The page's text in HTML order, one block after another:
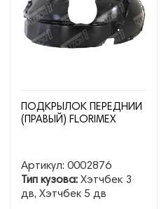
ПОДКРЫЛОК ПЕРЕДНИЙ
(ПРАВЫЙ) FLORIMEX
Артикул: 0002876
Тип кузова: Хэтчбек 3
дв, Хэтчбек 5 дв